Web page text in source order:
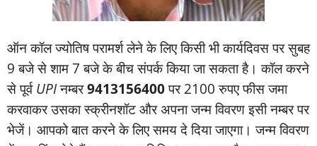
ऑन कॉल ज्‍योतिष परामर्श लेने के लिए किसी भी कार्यदिवस पर सुबह
9 बजे से शाम 7 बजे के बीच संपर्क किया जा सकता है। कॉल करने
से पूर्वUPIनम्‍बर9413156400पर 2100 रुपए फीस जमा
करवाकर उसका स्‍क्रीनशॉट और अपना जन्‍म विवरण इसी नम्‍बर पर
भेजें। आपको बात करने के लिए समय दे दिया जाएगा। जन्‍म विवरण